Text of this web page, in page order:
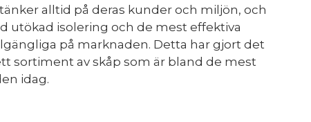
alltid på deras kunder och miljön, och
utökad isolering och de mest effektiva
på marknaden. Detta har gjort det
sortiment av skåp som är bland de mest
idag.